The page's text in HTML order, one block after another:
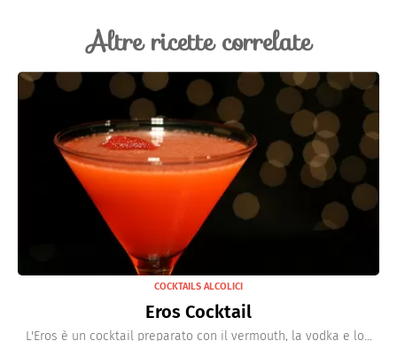
Altre ricette correlate
COCKTAILS ALCOLICI
Eros Cocktail
L'Eros è un cocktail preparato con il vermouth, la vodka e lo...